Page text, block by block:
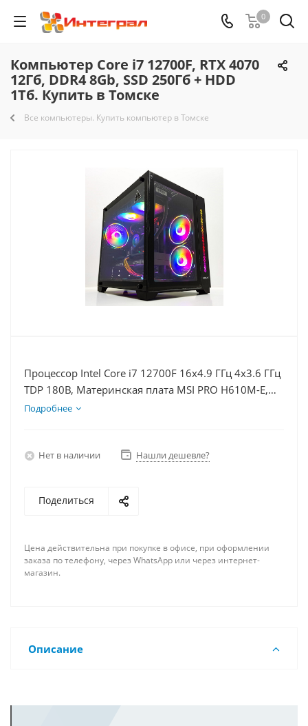
0
Компьютер Core i7 12700F, RTX 4070
12Гб, DDR4 8Gb, SSD 250Гб + HDD
1Тб. Купить в Томске
Все компьютеры. Купить компьютер в Томске
Процессор Intel Core i7 12700F 16x4.9 ГГц 4x3.6 ГГц
TDP 180В, Материнская плата MSI PRO H610M-E,
Видеокарта RTX 4070 12Гб, Память DDR4 8Gb,
Подробнее
Нет в наличии Нашли дешевле?
Поделиться
Цена действительна при покупке в офисе, при оформлении
заказа по телефону, через WhatsApp или через интернет-
магазин.
Описание